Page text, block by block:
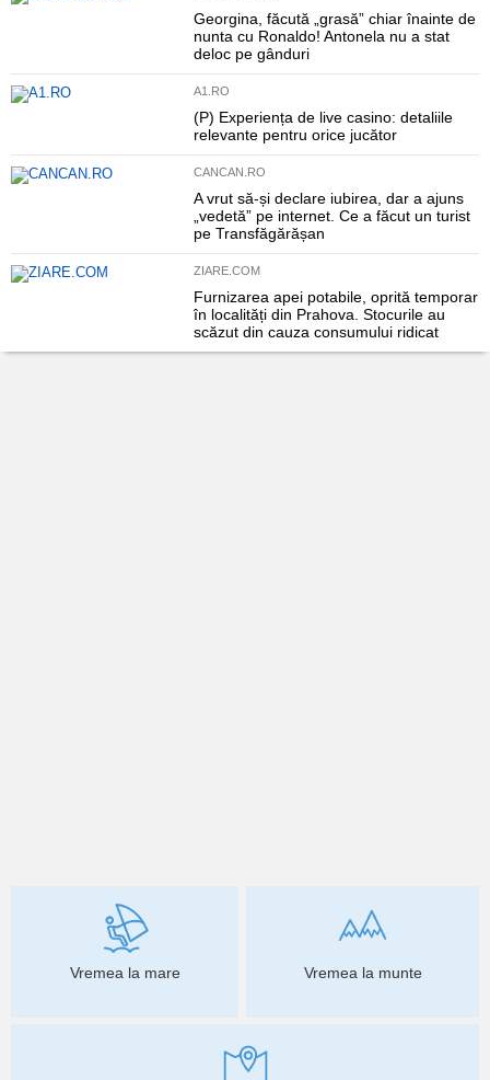
Georgina, făcută „grasă” chiar înainte de
nunta cu Ronaldo! Antonela nu a stat
deloc pe gânduri
A1.RO
(P) Experiența de live casino: detaliile
relevante pentru orice jucător
CANCAN.RO
A vrut să-și declare iubirea, dar a ajuns
„vedetă” pe internet. Ce a făcut un turist
pe Transfăgărășan
ZIARE.COM
Furnizarea apei potabile, oprită temporar
în localități din Prahova. Stocurile au
scăzut din cauza consumului ridicat
Vremea la mare Vremea la munte